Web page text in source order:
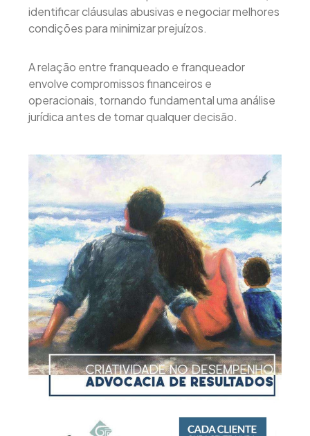
identificar cláusulas abusivas e negociar melhores
condições para minimizar prejuízos.
A relação entre franqueado e franqueador
envolve compromissos financeiros e
operacionais, tornando fundamental uma análise
jurídica antes de tomar qualquer decisão.